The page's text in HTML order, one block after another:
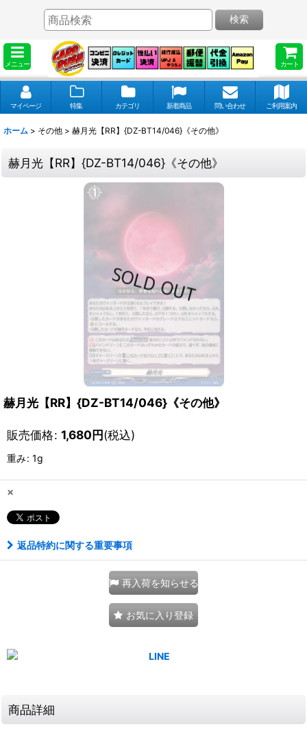
メニュー カート
検索
マイページ 特集 カテゴリ 新着商品 問い合わせ ご利用案内
ホーム > その他 > 赫月光【RR】{DZ-BT14/046}《その他》
赫月光【RR】{DZ-BT14/046}《その他》
赫月光【RR】{DZ-BT14/046}《その他》
販売価格: 1,680円(税込)
重み: 1g
×
返品特約に関する重要事項
再入荷を知らせる
お気に入り登録
商品詳細